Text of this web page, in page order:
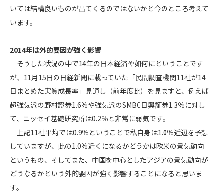
いては結構良いものが出てくるのではないかと今のところ考えて
います。
2014年は外的要因が強く影響
そうした状況の中で14年の日本経済や如何にということです
が、11月15日の日経新聞に載っていた「民間調査機関11社が14
日まとめた実質成長率」見通し（前年度比）を見ますと、例えば
超強気派の野村證券1.6％や強気派のSMBC日興証券1.3％に対し
て、ニッセイ基礎研究所は0.2％と非常に弱気です。
上記11社平均では0.9％ということで私自身は1.0％近辺を予想
していますが、此の1.0％近くになるかどうかは欧米の景気動向
というもの、そしてまた、中国を中心としたアジアの景気動向が
どうなるかという外的要因が強く影響することになると思いま
す。